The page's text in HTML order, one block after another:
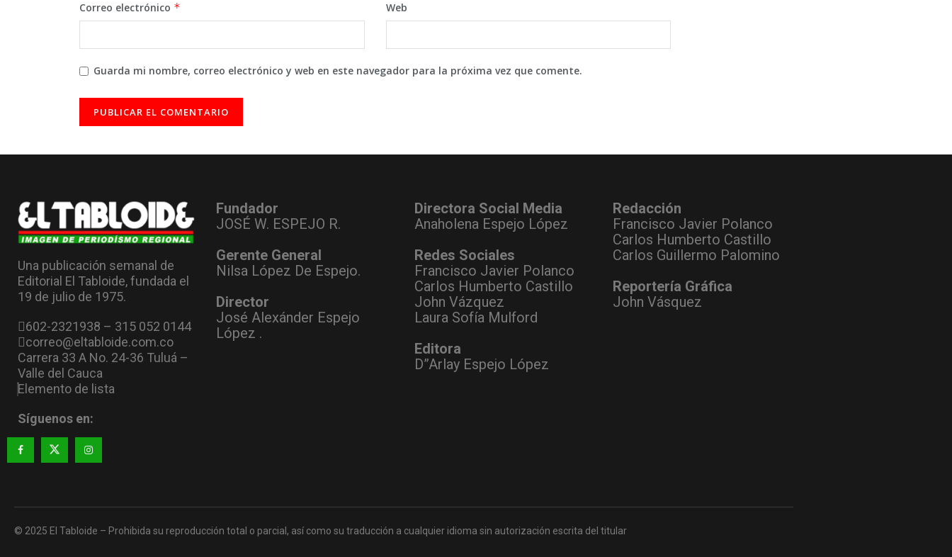
Correo electrónico * Web
Guarda mi nombre, correo electrónico y web en este navegador para la próxima vez que comente.
Una publicación semanal de
Editorial El Tabloide, fundada el
19 de julio de 1975.
602-2321938 – 315 052 0144
correo@eltabloide.com.co
Carrera 33 A No. 24-36 Tuluá –
Valle del Cauca
Elemento de lista
Síguenos en:
Fundador
JOSÉ W. ESPEJO R.
Gerente General
Nilsa López De Espejo.
Director
José Alexánder Espejo
López .
Directora Social Media
Anaholena Espejo López
Redes Sociales
Francisco Javier Polanco
Carlos Humberto Castillo
John Vázquez
Laura Sofía Mulford
Editora
D”Arlay Espejo López
Redacción
Francisco Javier Polanco
Carlos Humberto Castillo
Carlos Guillermo Palomino
Reportería Gráfica
John Vásquez
© 2025 El Tabloide – Prohibida su reproducción total o parcial, así como su traducción a cualquier idioma sin autorización escrita del titular